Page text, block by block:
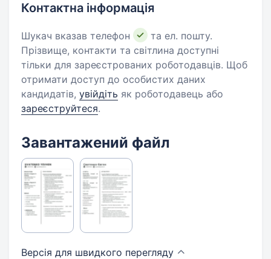
Контактна інформація
Шукач вказав телефон
та ел. пошту.
Прізвище, контакти та світлина доступні
тільки для зареєстрованих роботодавців. Щоб
отримати доступ до особистих даних
кандидатів, увійдіть як роботодавець або
зареєструйтеся.
Завантажений файл
Версія для швидкого перегляду